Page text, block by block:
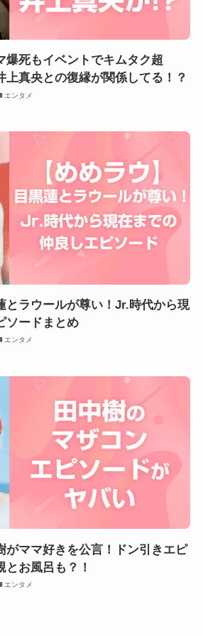
爆死もイベントでキムタク超
上真央との復縁が関係してる！？
エンタメ
とラウールが尊い！Jr.時代から現
ソードまとめ
エンタメ
がママ好きを公言！ドン引きエピ
とお風呂も？！
エンタメ